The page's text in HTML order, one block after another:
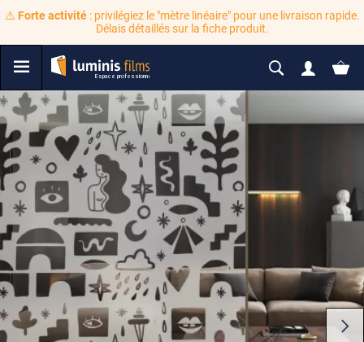
⚠️ Forte activité: privilégiez le "mètre linéaire" pour une livraison rapide.
Délais détaillés sur la fiche produit.